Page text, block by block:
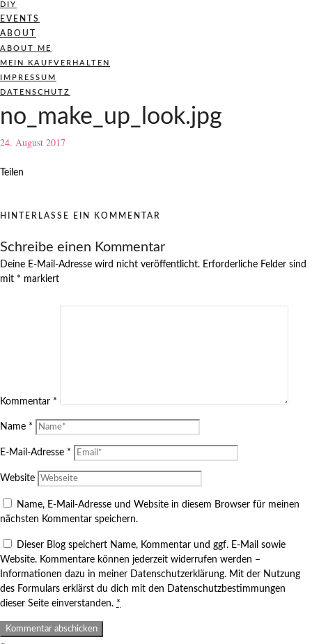
DIY
EVENTS
ABOUT
ABOUT ME
MEIN KAUFVERHALTEN
IMPRESSUM
DATENSCHUTZ
no_make_up_look.jpg
24. August 2017
Teilen
HINTERLASSE EIN KOMMENTAR
Schreibe einen Kommentar
Deine E-Mail-Adresse wird nicht veröffentlicht. Erforderliche Felder sind
mit * markiert
Kommentar *
Name *
E-Mail-Adresse *
Website
Name, E-Mail-Adresse und Website in diesem Browser für meinen
nächsten Kommentar speichern.
Dieser Blog speichert Name, Kommentar und ggf. E-Mail sowie
Website. Kommentare können jederzeit widerrufen werden –
Informationen dazu in meiner Datenschutzerklärung. Mit der Nutzung
des Formulars erklärst du dich mit den Datenschutzbestimmungen
dieser Seite einverstanden. *